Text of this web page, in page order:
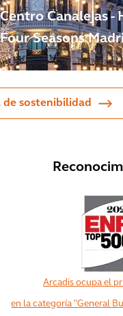
Centro Canalejas -
Four Seasons
de sostenibilidad
Arcadis ocupa el
en la categoría "General